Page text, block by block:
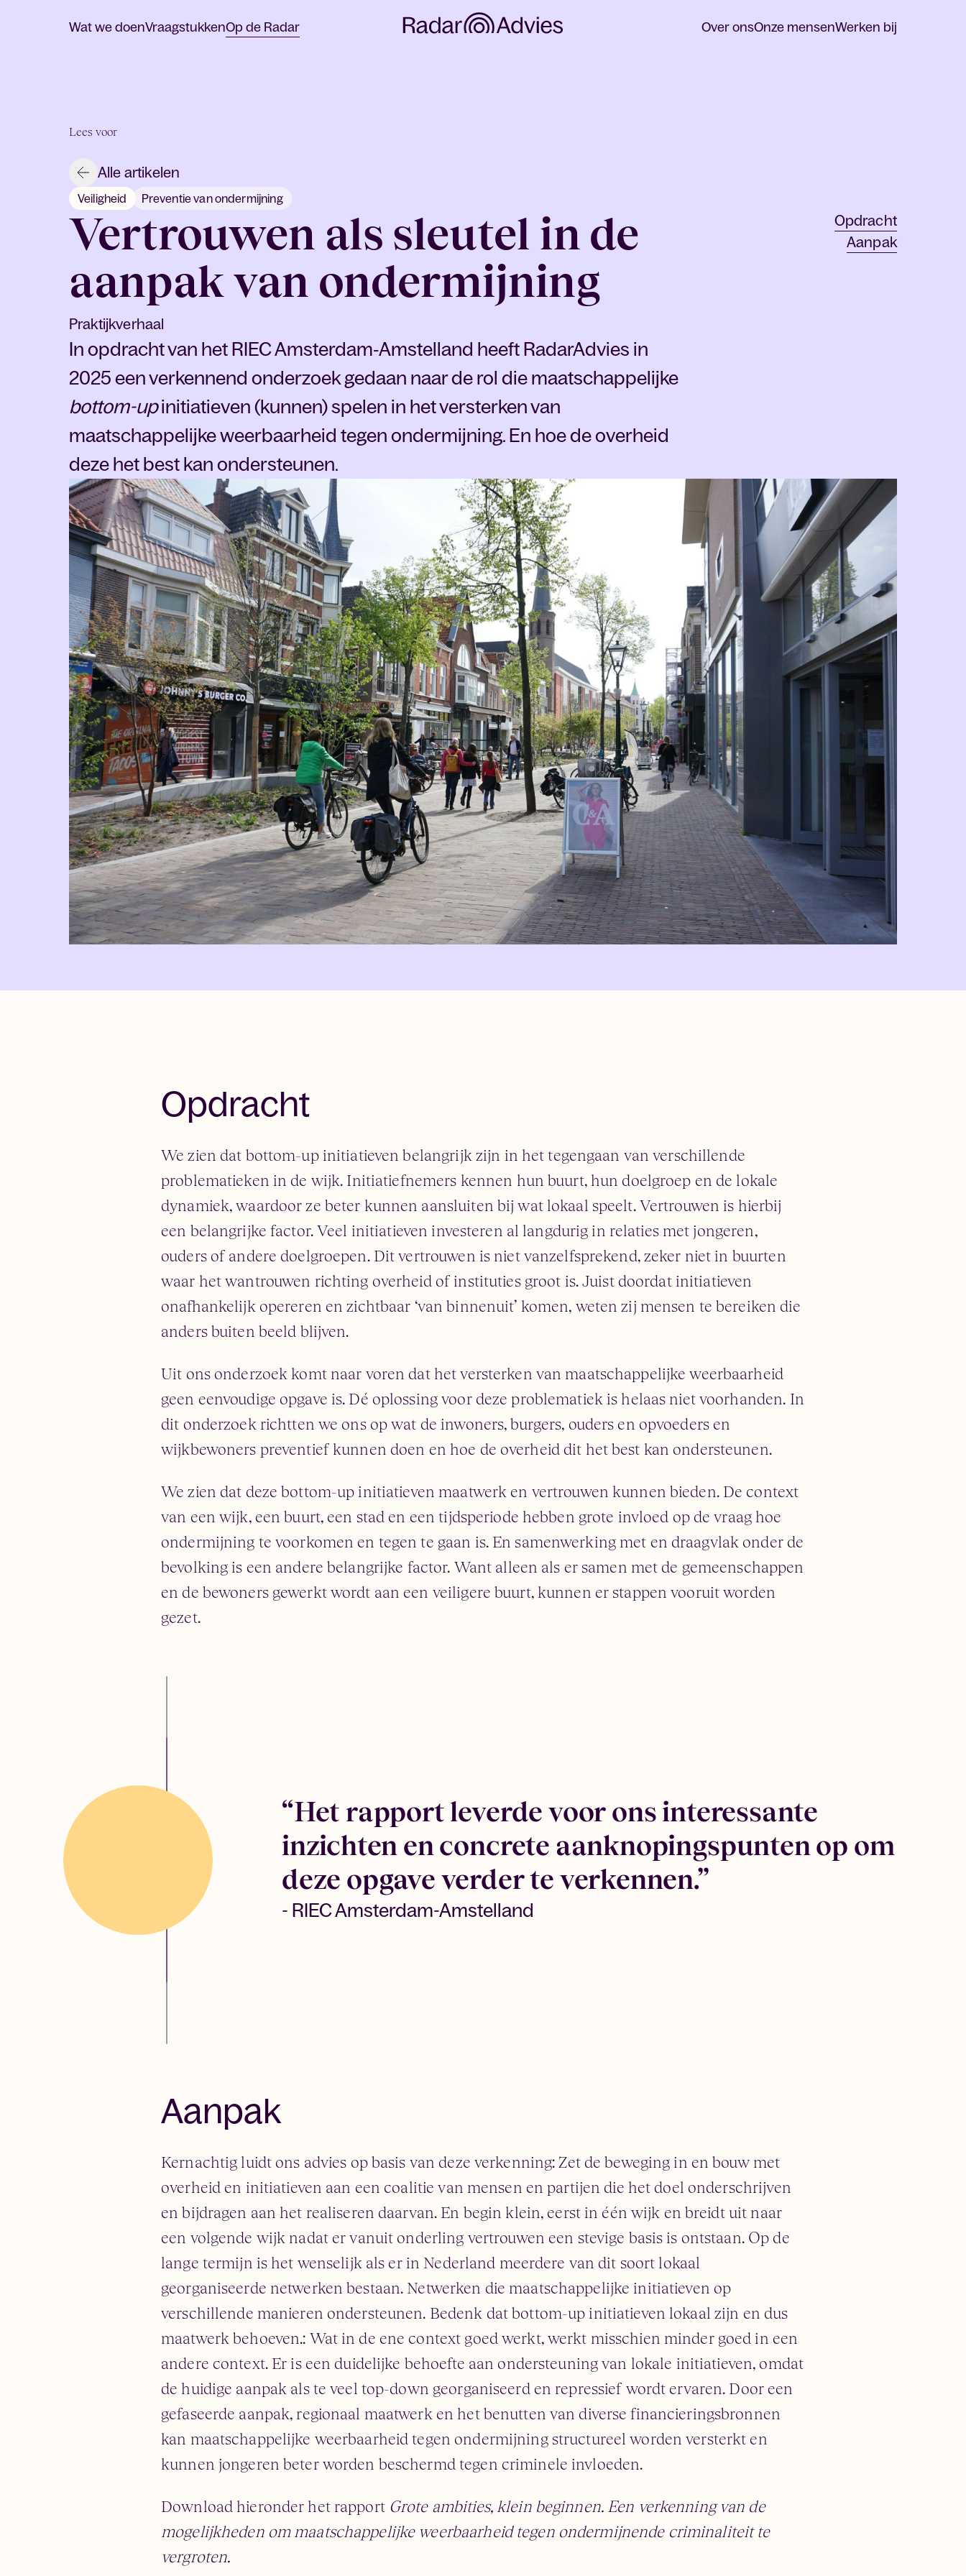
Wat we doenVraagstukkenOp de Radar Over onsOnze mensenWerken bij
Lees voor
Alle artikelen
Veiligheid Preventie van ondermijning
Vertrouwen als sleutel in de
aanpak van ondermijning
Praktijkverhaal
In opdracht van het RIEC Amsterdam‑Amstelland heeft RadarAdvies in
2025 een verkennend onderzoek gedaan naar de rol die maatschappelijke
bottom-upinitiatieven (kunnen) spelen in het versterken van
maatschappelijke weerbaarheid tegen ondermijning. En hoe de overheid
deze het best kan ondersteunen.
Opdracht
Aanpak
Opdracht
We zien dat bottom-up initiatieven belangrijk zijn in het tegengaan van verschillende
problematieken in de wijk. Initiatiefnemers kennen hun buurt, hun doelgroep en de lokale
dynamiek, waardoor ze beter kunnen aansluiten bij wat lokaal speelt. Vertrouwen is hierbij
een belangrijke factor. Veel initiatieven investeren al langdurig in relaties met jongeren,
ouders of andere doelgroepen. Dit vertrouwen is niet vanzelfsprekend, zeker niet in buurten
waar het wantrouwen richting overheid of instituties groot is. Juist doordat initiatieven
onafhankelijk opereren en zichtbaar ‘van binnenuit’ komen, weten zij mensen te bereiken die
anders buiten beeld blijven.
Uit ons onderzoek komt naar voren dat het versterken van maatschappelijke weerbaarheid
geen eenvoudige opgave is. Dé oplossing voor deze problematiek is helaas niet voorhanden. In
dit onderzoek richtten we ons op wat de inwoners, burgers, ouders en opvoeders en
wijkbewoners preventief kunnen doen en hoe de overheid dit het best kan ondersteunen.
We zien dat deze bottom-up initiatieven maatwerk en vertrouwen kunnen bieden. De context
van een wijk, een buurt, een stad en een tijdsperiode hebben grote invloed op de vraag hoe
ondermijning te voorkomen en tegen te gaan is. En samenwerking met en draagvlak onder de
bevolking is een andere belangrijke factor. Want alleen als er samen met de gemeenschappen
en de bewoners gewerkt wordt aan een veiligere buurt, kunnen er stappen vooruit worden
gezet.
“Het rapport leverde voor ons interessante
inzichten en concrete aanknopingspunten op om
deze opgave verder te verkennen.”
- RIEC Amsterdam-Amstelland
Aanpak
Kernachtig luidt ons advies op basis van deze verkenning: Zet de beweging in en bouw met
overheid en initiatieven aan een coalitie van mensen en partijen die het doel onderschrijven
en bijdragen aan het realiseren daarvan. En begin klein, eerst in één wijk en breidt uit naar
een volgende wijk nadat er vanuit onderling vertrouwen een stevige basis is ontstaan. Op de
lange termijn is het wenselijk als er in Nederland meerdere van dit soort lokaal
georganiseerde netwerken bestaan. Netwerken die maatschappelijke initiatieven op
verschillende manieren ondersteunen. Bedenk dat bottom-up initiatieven lokaal zijn en dus
maatwerk behoeven.: Wat in de ene context goed werkt, werkt misschien minder goed in een
andere context. Er is een duidelijke behoefte aan ondersteuning van lokale initiatieven, omdat
de huidige aanpak als te veel top-down georganiseerd en repressief wordt ervaren. Door een
gefaseerde aanpak, regionaal maatwerk en het benutten van diverse financieringsbronnen
kan maatschappelijke weerbaarheid tegen ondermijning structureel worden versterkt en
kunnen jongeren beter worden beschermd tegen criminele invloeden.
Download hieronder het rapport Grote ambities, klein beginnen. Een verkenning van de
mogelijkheden om maatschappelijke weerbaarheid tegen ondermijnende criminaliteit te
vergroten.